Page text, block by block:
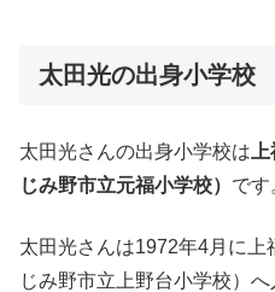
太田光の出身小学校
太田光さんの出身小学校は
じみ野市立元福小学校） です
太田光さんは1972年4月に
じみ野市立上野台小学校）